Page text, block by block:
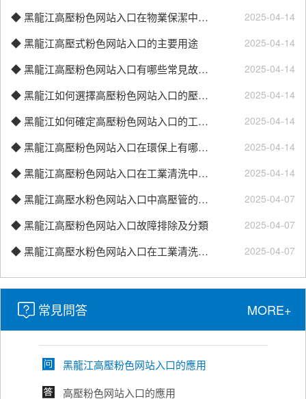
◆ 黑龍江高壓粉色网站入口在物業保潔中是如何應用的？ 2025-04-14
◆ 黑龍江高壓式粉色网站入口的主要用途 2025-04-14
◆ 黑龍江高壓粉色网站入口有哪些常見故障的解決方法 2025-04-14
◆ 黑龍江如何選擇高壓粉色网站入口的壓力？ 2025-04-14
◆ 黑龍江如何確定高壓粉色网站入口的工作壓力？ 2025-04-14
◆ 黑龍江高壓粉色网站入口在環保上有哪些優勢和缺點？ 2025-04-14
◆ 黑龍江高壓粉色网站入口在工業清洗中的重要作用 2025-04-14
◆ 黑龍江高壓水粉色网站入口中高壓管的挑選技巧 2025-04-07
◆ 黑龍江高壓粉色网站入口故障排除及分類 2025-04-07
◆ 黑龍江高壓水粉色网站入口在工業清洗的作用體現 2025-04-07
常見問答 MORE+
和設備安全的關鍵步驟。以下是調節方法
及注意事項
黑龍江高壓粉色网站入口使用方法
高壓粉色网站入口通過高壓水流實現高效清
潔，廣泛應用於家庭、工
黑龍江使用高壓粉色网站入口時應注意的事項
使用高壓粉色网站入口時應注意的事項
高壓粉色网站入口的特性優勢
黑龍江高壓粉色网站入口的應用
高壓粉色网站入口的應用